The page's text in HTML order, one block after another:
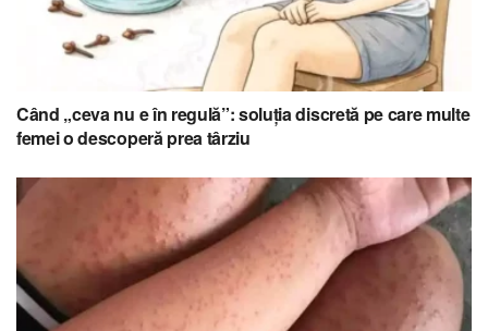
Când „ceva nu e în regulă”: soluția discretă pe care multe
femei o descoperă prea târziu